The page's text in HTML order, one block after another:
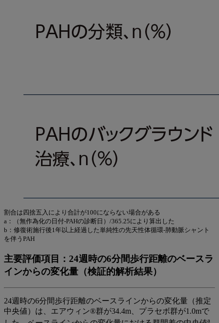
割合は四捨五入により合計が100にならない場合がある
a：（無作為化の日付-PAHの診断日）/365.25により算出した
b：修復術施行後1年以上経過した単純性の先天性体循環-肺動脈シャント
を伴うPAH
主要評価項目：24週時の6分間歩行距離のベースラ
インからの変化量（検証的解析結果）
24週時の6分間歩行距離のベースラインからの変化量（推定
中央値）は、エアウィン®群が34.4m、プラセボ群が1.0mで
a